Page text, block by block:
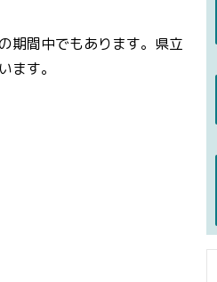
期間中でもあります。県立
ます。